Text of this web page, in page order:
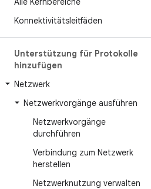
Konnektivitätsleitfäden
Unterstützung für Protokolle
hinzufügen
Netzwerk
Netzwerkvorgänge ausführen
Netzwerkvorgänge
durchführen
Verbindung zum Netzwerk
herstellen
Netzwerknutzung verwalten